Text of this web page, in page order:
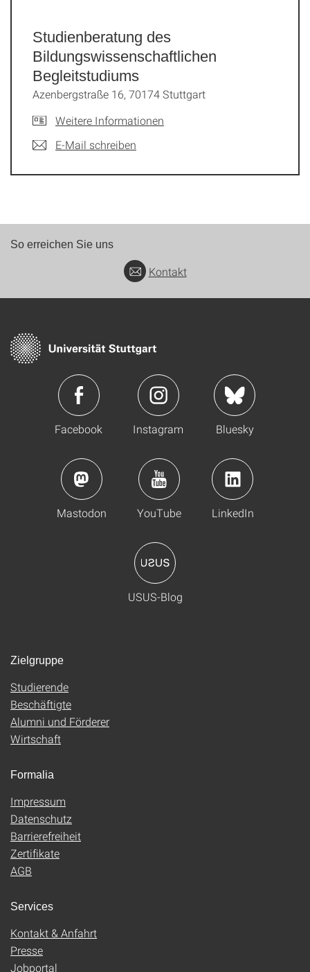
Studienberatung des
Bildungswissenschaftlichen
Begleitstudiums
Azenbergstraße 16, 70174 Stuttgart
Weitere Informationen
E-Mail schreiben
So erreichen Sie uns
Kontakt
Facebook Instagram Bluesky
Mastodon YouTube LinkedIn
USUS-Blog
Zielgruppe
Studierende
Beschäftigte
Alumni und Förderer
Wirtschaft
Formalia
Impressum
Datenschutz
Barrierefreiheit
Zertifikate
AGB
Services
Kontakt & Anfahrt
Presse
Jobportal